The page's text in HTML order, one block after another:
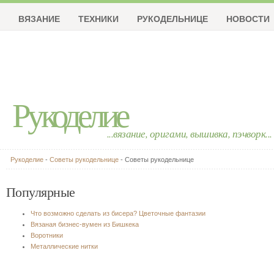
Рукоделие...вязание, оригами, вышивка, пэчворк...
ВЯЗАНИЕ ТЕХНИКИ РУКОДЕЛЬНИЦЕ НОВОСТИ
Рукоделие - Советы рукодельнице - Советы рукодельнице
Популярные
Что возможно сделать из бисера? Цветочные фантазии
Вязаная бизнес-вумен из Бишкека
Воротники
Металлические нитки